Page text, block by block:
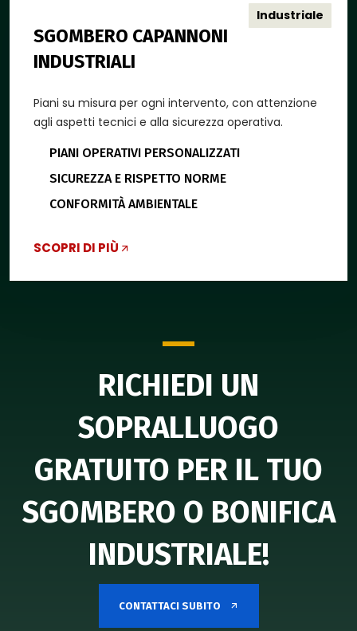
SGOMBERO CAPANNONI
INDUSTRIALI
Piani su misura per ogni intervento, con attenzione
agli aspetti tecnici e alla sicurezza operativa.
PIANI OPERATIVI PERSONALIZZATI
SICUREZZA E RISPETTO NORME
CONFORMITÀ AMBIENTALE
SCOPRI DI PIÙ
Industriale
RICHIEDI UN
SOPRALLUOGO
GRATUITO PER IL TUO
SGOMBERO O BONIFICA
INDUSTRIALE!
CONTATTACI SUBITO